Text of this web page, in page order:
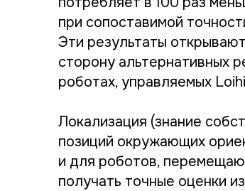
при сопоставимой
Эти результаты
сторону альтернативных
роботах, управляемых
Локализация (знание
позиций окружающих
и для роботов,
получать точные оценки